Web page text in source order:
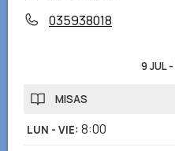
035938018
9 JUL-
MISAS
LUN - VIE: 8:00